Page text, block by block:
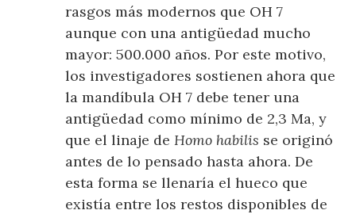
rasgos más modernos que OH 7
aunque con una antigüedad mucho
mayor: 500.000 años. Por este motivo,
los investigadores sostienen ahora que
la mandíbula OH 7 debe tener una
antigüedad como mínimo de 2,3 Ma, y
que el linaje deHomo habilis se originó
antes de lo pensado hasta ahora. De
esta forma se llenaría el hueco que
existía entre los restos disponibles de